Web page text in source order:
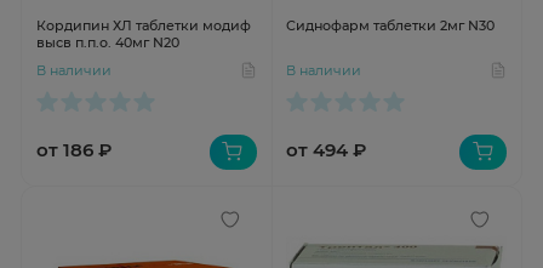
Кордипин ХЛ таблетки модиф
высв п.п.о. 40мг N20
В наличии
от 186 ₽
Сиднофарм таблетки 2мг N30
В наличии
от 494 ₽